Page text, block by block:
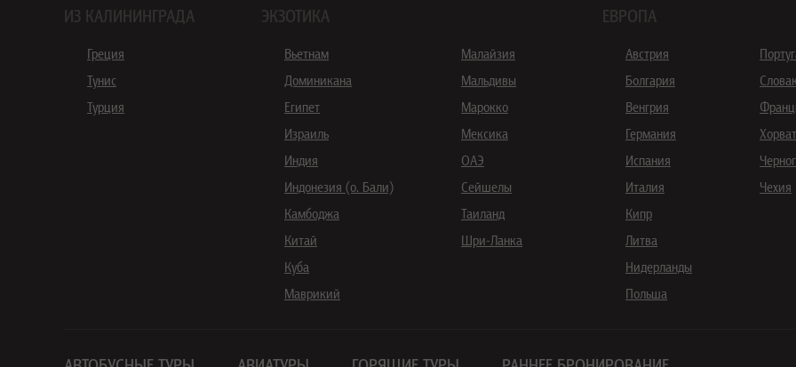
ИЗ КАЛИНИНГРАДА
Греция
Тунис
Турция
ЭКЗОТИКА
Вьетнам
Доминикана
Египет
Израиль
Индия
Индонезия (о. Бали)
Камбоджа
Китай
Куба
Маврикий
Малайзия
Мальдивы
Марокко
Мексика
ОАЭ
Сейшелы
Таиланд
Шри-Ланка
ЕВРОПА
Австрия
Болгария
Венгрия
Германия
Испания
Италия
Кипр
Литва
Нидерланды
Польша
Чехия